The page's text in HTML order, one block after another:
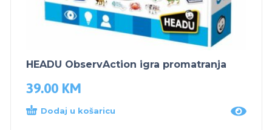
HEADU ObservAction igra promatranja
39.00 KM
Dodaj u košaricu